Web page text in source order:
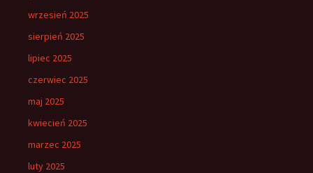
wrzesień 2025
sierpień 2025
lipiec 2025
czerwiec 2025
maj 2025
kwiecień 2025
marzec 2025
luty 2025